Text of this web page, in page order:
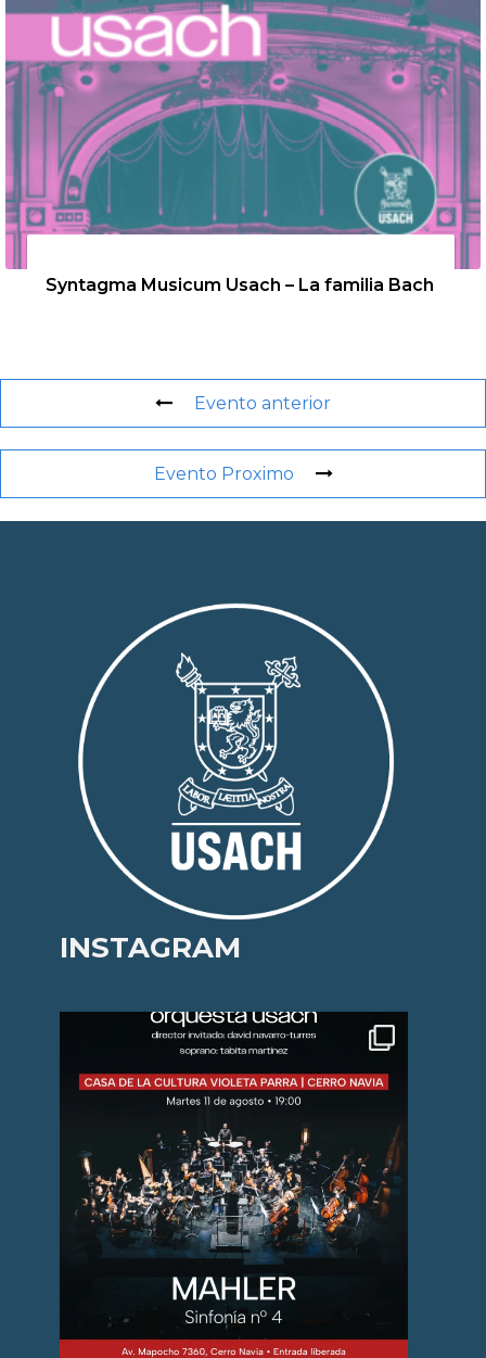
Syntagma Musicum Usach – La familia Bach
Evento anterior
Evento Proximo
INSTAGRAM